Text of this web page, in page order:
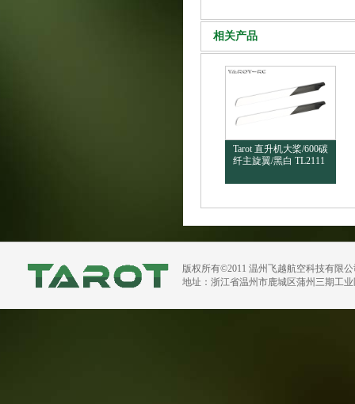
相关产品
Tarot 直升机大桨/600碳
纤主旋翼/黑白 TL2111
版权所有©2011 温州飞越航空科技有限
地址：浙江省温州市鹿城区蒲州三期工业